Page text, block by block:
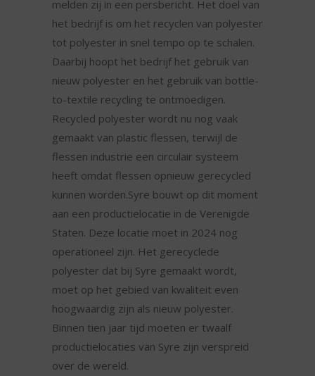
melden zij in een persbericht. Het doel van
het bedrijf is om het recyclen van polyester
tot polyester in snel tempo op te schalen.
Daarbij hoopt het bedrijf het gebruik van
nieuw polyester en het gebruik van bottle-
to-textile recycling te ontmoedigen.
Recycled polyester wordt nu nog vaak
gemaakt van plastic flessen, terwijl de
flessen industrie een circulair systeem
heeft omdat flessen opnieuw gerecycled
kunnen worden.Syre bouwt op dit moment
aan een productielocatie in de Verenigde
Staten. Deze locatie moet in 2024 nog
operationeel zijn. Het gerecyclede
polyester dat bij Syre gemaakt wordt,
moet op het gebied van kwaliteit even
hoogwaardig zijn als nieuw polyester.
Binnen tien jaar tijd moeten er twaalf
productielocaties van Syre zijn verspreid
over de wereld.